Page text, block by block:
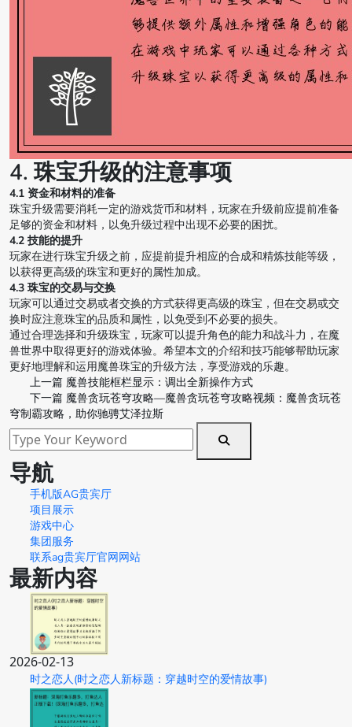
4. 珠宝升级的注意事项
4.1 资金和材料的准备
珠宝升级需要消耗一定的游戏货币和材料，玩家在升级前应提前准备
足够的资金和材料，以免升级过程中出现不必要的困扰。
4.2 技能的提升
玩家在进行珠宝升级之前，应提前提升相应的合成和精炼技能等级，
以获得更高级的珠宝和更好的属性加成。
4.3 珠宝的交易与交换
玩家可以通过交易或者交换的方式获得更高级的珠宝，但在交易或交
换时应注意珠宝的品质和属性，以免受到不必要的损失。
通过合理选择和升级珠宝，玩家可以提升角色的能力和战斗力，在魔
兽世界中取得更好的游戏体验。希望本文的介绍和技巧能够帮助玩家
更好地理解和运用魔兽珠宝的升级方法，享受游戏的乐趣。
上一篇 魔兽技能框栏显示：调出全新操作方式
下一篇 魔兽贪玩苍穹攻略—魔兽贪玩苍穹攻略视频：魔兽贪玩苍
穹制霸攻略，助你驰骋艾泽拉斯
导航
手机版AG贵宾厅
项目展示
游戏中心
集团服务
联系ag贵宾厅官网网站
最新内容
2026-02-13
时之恋人(时之恋人新标题：穿越时空的爱情故事)